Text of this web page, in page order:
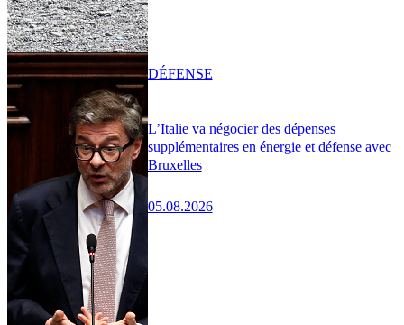
L’Italie va négocier des dépenses
supplémentaires en énergie et défense avec
Bruxelles
05.08.2026
DÉFENSE